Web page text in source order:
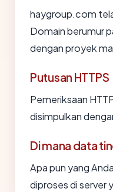
haygroup.com
Domain berumur
dengan proyek
Putusan HTTPS
Pemeriksaan
disimpulkan
Di mana data
Apa pun yang
diproses di server